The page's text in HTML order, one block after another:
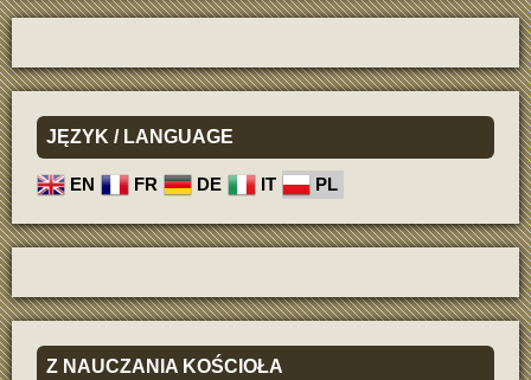
JĘZYK / LANGUAGE
EN FR DE IT PL
Z NAUCZANIA KOŚCIOŁA